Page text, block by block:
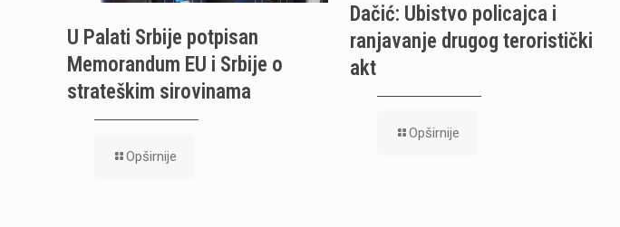
U Palati Srbije potpisan
Memorandum EU i Srbije o
strateškim sirovinama
Opširnije
Dačić: Ubistvo policajca i
ranjavanje drugog teroristički
akt
Opširnije